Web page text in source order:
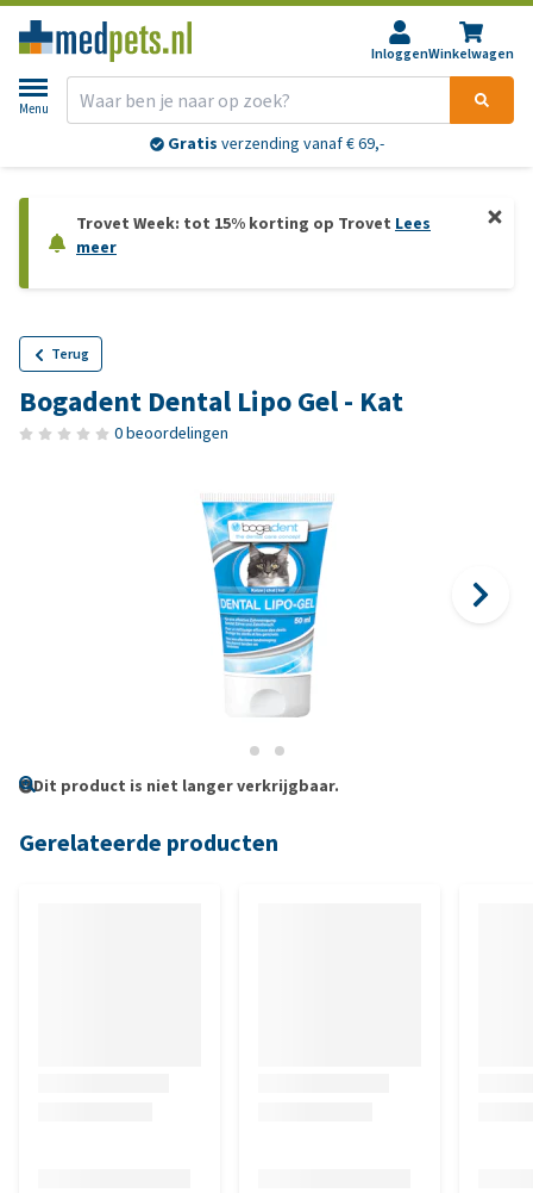
InloggenWinkelwagen
Menu
Gratis verzending vanaf € 69,-
Trovet Week: tot 15% korting op Trovet Lees
meer
Terug
Bogadent Dental Lipo Gel - Kat
0 beoordelingen
Dit product is niet langer verkrijgbaar.
Gerelateerde producten